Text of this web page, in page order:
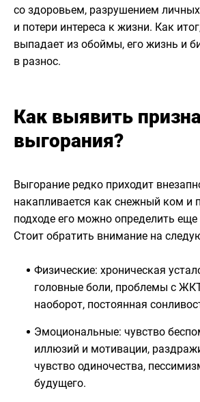
со здоровьем, разрушением
и потери интереса к жизни. Как
выпадает из обоймы, его жизнь и
в разнос.
Как выявить
выгорания?
Выгорание редко приходит
накапливается как снежный ком и
подходе его можно определить еще
Стоит обратить внимание на
Физические: хроническая
головные боли, проблемы с
наоборот, постоянная
Эмоциональные: чувство
иллюзий и мотивации,
чувство одиночества,
будущего.